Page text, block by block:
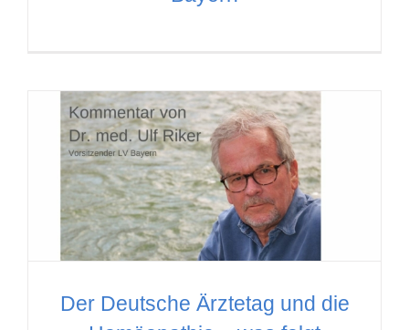
Der Deutsche Ärztetag und die